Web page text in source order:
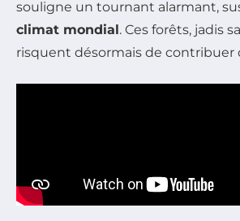
souligne un tournant alarmant,
climat mondial. Ces forêts, jadis
risquent désormais de